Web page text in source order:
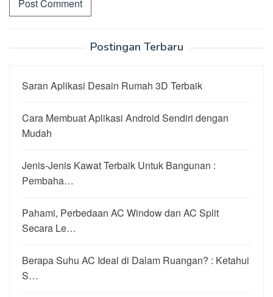
Postingan Terbaru
Saran Aplikasi Desain Rumah 3D Terbaik
Cara Membuat Aplikasi Android Sendiri dengan
Mudah
Jenis-Jenis Kawat Terbaik Untuk Bangunan :
Pembaha…
Pahami, Perbedaan AC Window dan AC Split
Secara Le…
Berapa Suhu AC Ideal di Dalam Ruangan? : Ketahui
S…